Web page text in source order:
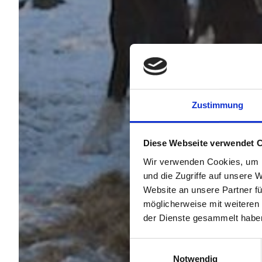
Zustimmung
Diese Webseite verwendet
Wir verwenden Cookies,
und die Zugriffe auf unsere
Website an unsere Partner
möglicherweise mit
der Dienste gesammelt
Notwendig